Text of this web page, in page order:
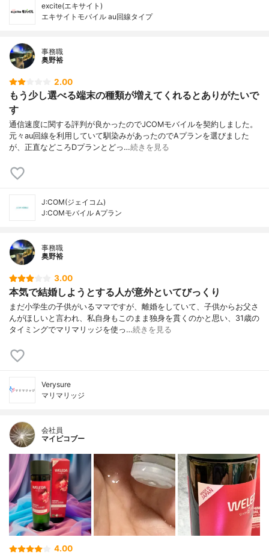
excite(エキサイト)
エキサイトモバイル au回線タイプ
事務職
奥野裕
2.00
もう少し選べる端末の種類が増えてくれるとありがたいで
す
通信速度に関する評判が良かったのでJCOMモバイルを契約しました。
元々au回線を利用していて馴染みがあったのでAプランを選びました
が、正直などころDプランとどっ…続きを見る
J:COM(ジェイコム)
J:COMモバイル Aプラン
事務職
奥野裕
3.00
本気で結婚しようとする人が意外といてびっくり
まだ小学生の子供がいるママですが、離婚をしていて、子供からお父さ
んがほしいと言われ、私自身もこのまま独身を貫くのかと思い、31歳の
タイミングでマリマリッジを使っ…続きを見る
Verysure
マリマリッジ
会社員
マイピコブー
4.00